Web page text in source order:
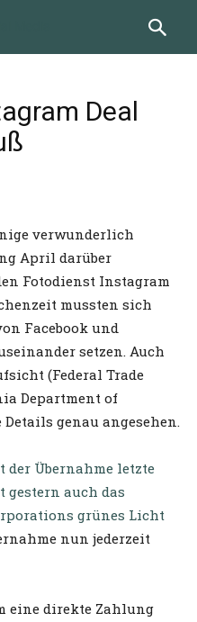
Deal
verwunderlich
April darüber
Fotodienst Instagram
mussten sich
Facebook und
setzen. Auch
(Federal Trade
Department of
genau angesehen.
der Übernahme letzte
gestern auch das
grünes Licht
nun jederzeit
eine direkte Zahlung